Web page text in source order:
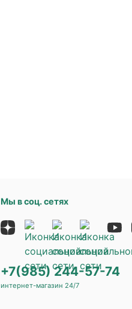
Мы в соц. сетях
+7(985) 244-57-74
интернет-магазин 24/7